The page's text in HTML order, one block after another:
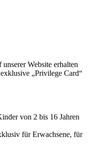
Website erhalten
„Privilege Card“
von 2 bis 16 Jahren
für Erwachsene, für